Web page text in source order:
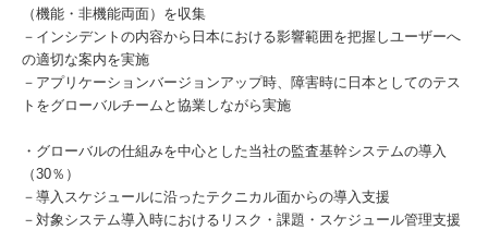
（機能・非機能両面）を収集
－インシデントの内容から日本における影響範囲を把握しユーザーへ
の適切な案内を実施
－アプリケーションバージョンアップ時、障害時に日本としてのテス
トをグローバルチームと協業しながら実施
・グローバルの仕組みを中心とした当社の監査基幹システムの導入
（30％）
－導入スケジュールに沿ったテクニカル面からの導入支援
－対象システム導入時におけるリスク・課題・スケジュール管理支援